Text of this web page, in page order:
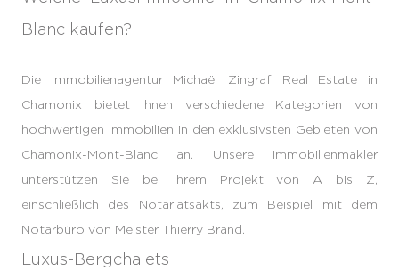
Blanc kaufen?
Die Immobilienagentur Michaël Zingraf Real Estate in
Chamonix bietet Ihnen verschiedene Kategorien von
hochwertigen Immobilien in den exklusivsten Gebieten von
Chamonix-Mont-Blanc an. Unsere Immobilienmakler
unterstützen Sie bei Ihrem Projekt von A bis Z,
einschließlich des Notariatsakts, zum Beispiel mit dem
Notarbüro von Meister Thierry Brand.
Luxus-Bergchalets